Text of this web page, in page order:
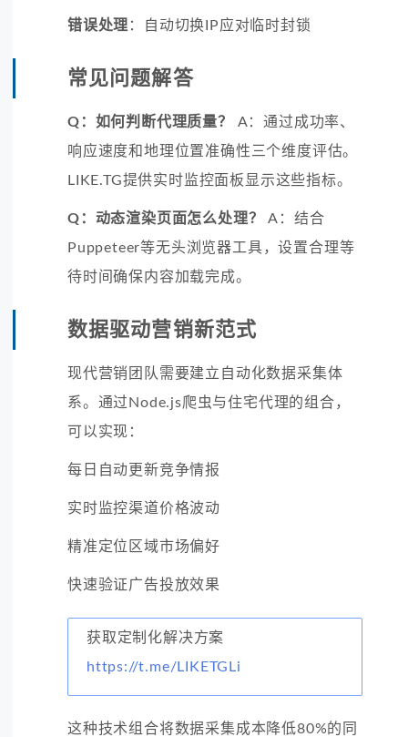
错误处理 ：自动切换IP应对临时封锁
常见问题解答
Q：如何判断代理质量？
A：通过成功率、
响应速度和地理位置准确性三个维度评估。
LIKE.TG提供实时监控面板显示这些指标。
Q：动态渲染页面怎么处理？
A：结合
Puppeteer等无头浏览器工具，设置合理等
待时间确保内容加载完成。
数据驱动营销新范式
现代营销团队需要建立自动化数据采集体
系。通过Node.js爬虫与住宅代理的组合，
可以实现：
每日自动更新竞争情报
实时监控渠道价格波动
精准定位区域市场偏好
快速验证广告投放效果
获取定制化解决方案
https://t.me/LIKETGLi
这种技术组合将数据采集成本降低80%的同